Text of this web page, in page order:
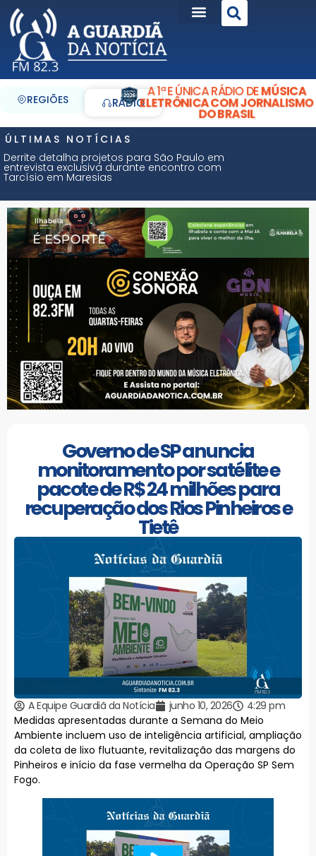
REGIÕES RÁDIO
A 1ª E ÚNICA RÁDIO DEMÚSICA
ELETRÔNICA COM JORNALISMO
DO BRASIL
ÚLTIMAS NOTÍCIAS
Derrite detalha projetos para São Paulo em
entrevista exclusiva durante encontro com
Tarcísio em Maresias
Governo de SP anuncia
monitoramento por satélite e
pacote de R$ 24 milhões para
recuperação dos Rios Pinheiros e
Tietê
A Equipe Guardiã da Notícia junho 10, 2026
4:29 pm
Medidas apresentadas durante a Semana do Meio
Ambiente incluem uso de inteligência artificial, ampliação
da coleta de lixo flutuante, revitalização das margens do
Pinheiros e início da fase vermelha da Operação SP Sem
Fogo.